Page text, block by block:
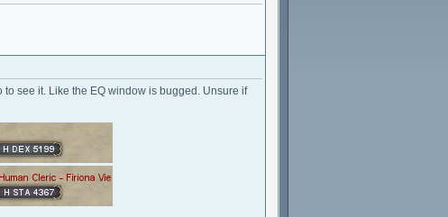
to see it. Like the EQ window is bugged. Unsure if